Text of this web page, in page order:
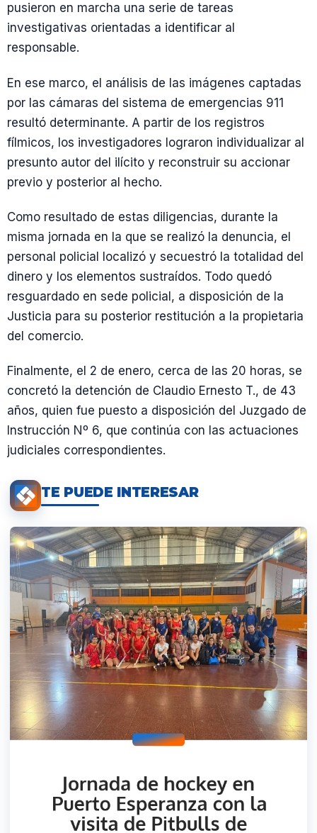
pusieron en marcha una serie de tareas
investigativas orientadas a identificar al
responsable.
En ese marco, el análisis de las imágenes captadas
por las cámaras del sistema de emergencias 911
resultó determinante. A partir de los registros
fílmicos, los investigadores lograron individualizar al
presunto autor del ilícito y reconstruir su accionar
previo y posterior al hecho.
Como resultado de estas diligencias, durante la
misma jornada en la que se realizó la denuncia, el
personal policial localizó y secuestró la totalidad del
dinero y los elementos sustraídos. Todo quedó
resguardado en sede policial, a disposición de la
Justicia para su posterior restitución a la propietaria
del comercio.
Finalmente, el 2 de enero, cerca de las 20 horas, se
concretó la detención de Claudio Ernesto T., de 43
años, quien fue puesto a disposición del Juzgado de
Instrucción Nº 6, que continúa con las actuaciones
judiciales correspondientes.
TE PUEDE INTERESAR